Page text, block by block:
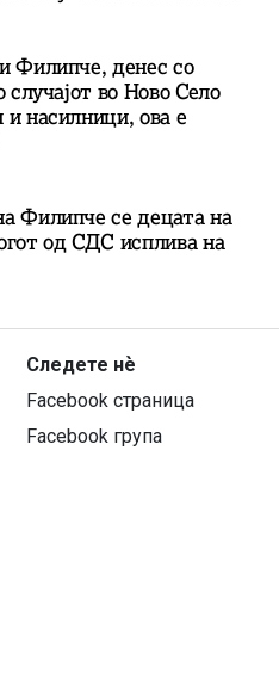
Филипче, денес со
случајот во Ново Село
и насилници, ова е
Филипче се децата на
од СДС исплива на
Следете нѐ
Facebook страница
Facebook група